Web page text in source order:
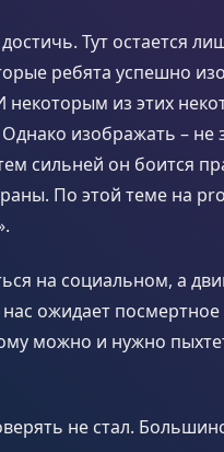
Тут остается
ребята успешно
из этих
изображать – не
сильней он боится
По этой теме на
на социальном, а
ожидает посмертное
можно и нужно
не стал.